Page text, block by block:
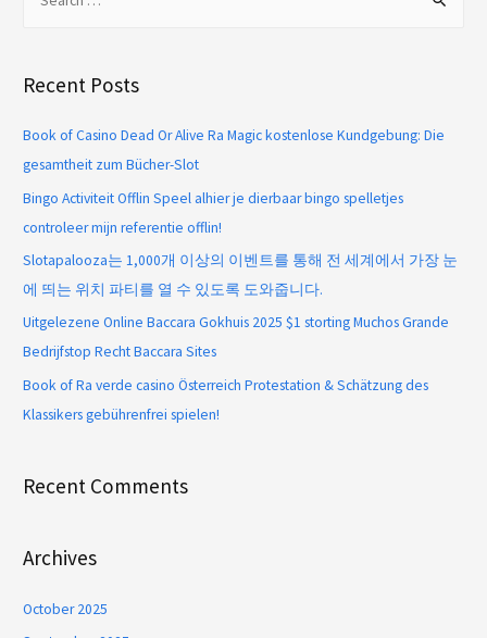
Recent Posts
Book of Casino Dead Or Alive Ra Magic kostenlose Kundgebung: Die
gesamtheit zum Bücher-Slot
Bingo Activiteit Offlin Speel alhier je dierbaar bingo spelletjes
controleer mijn referentie offlin!
Slotapalooza는 1,000개 이상의 이벤트를 통해 전 세계에서 가장 눈
에 띄는 위치 파티를 열 수 있도록 도와줍니다.
Uitgelezene Online Baccara Gokhuis 2025 $1 storting Muchos Grande
Bedrijfstop Recht Baccara Sites
Book of Ra verde casino Österreich Protestation & Schätzung des
Klassikers gebührenfrei spielen!
Recent Comments
Archives
October 2025